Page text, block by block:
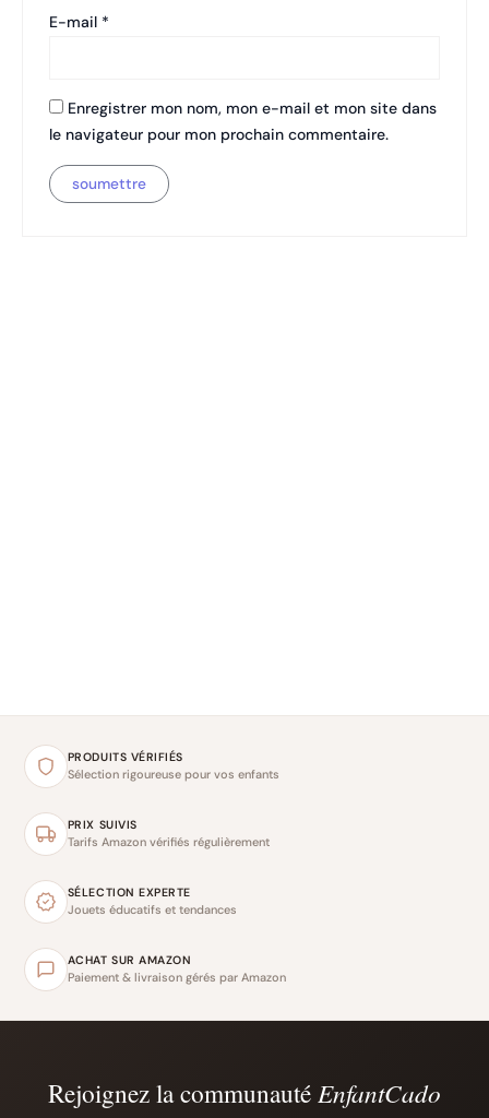
E-mail *
Enregistrer mon nom, mon e-mail et mon site dans
le navigateur pour mon prochain commentaire.
PRODUITS VÉRIFIÉS
Sélection rigoureuse pour vos enfants
PRIX SUIVIS
Tarifs Amazon vérifiés régulièrement
SÉLECTION EXPERTE
Jouets éducatifs et tendances
ACHAT SUR AMAZON
Paiement & livraison gérés par Amazon
Rejoignez la communauté EnfantCado